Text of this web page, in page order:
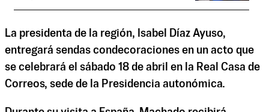
La presidenta de la región, Isabel Díaz Ayuso,
entregará sendas condecoraciones en un acto que
se celebrará el sábado 18 de abril en la Real Casa de
Correos, sede de la Presidencia autonómica.